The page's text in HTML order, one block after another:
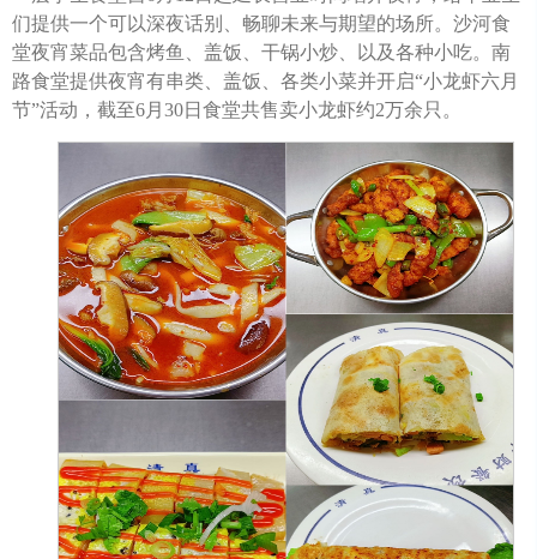
们提供一个可以深夜话别、畅聊未来与期望的场所。沙河食
堂夜宵菜品包含烤鱼、盖饭、干锅小炒、以及各种小吃。南
路食堂提供夜宵有串类、盖饭、各类小菜并开启“小龙虾六月
节”活动，截至6月30日食堂共售卖小龙虾约2万余只。